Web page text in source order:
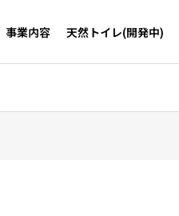
事業内容 天然トイレ(開発中)